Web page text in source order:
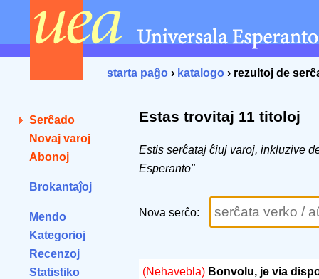
starta paĝo › katalogo › rezultoj de
Serĉado
Novaj varoj
Abonoj
Brokantaĵoj
Mendo
Kategorioj
Recenzoj
Statistiko
Estas trovitaj 11 titoloj
Estis serĉataj ĉiuj varoj, inkluzive
Esperanto"
Nova serĉo:
(Nehavebla) Bonvolu, je via